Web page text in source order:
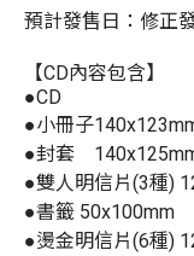
預計發售日：修正
【CD內容包含】
●CD
●小冊子
●封套
●雙人明信片(3種)
●書籤 50x100mm
●燙金明信片(6種)